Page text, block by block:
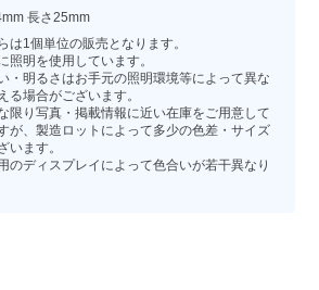
長さ25mm
は1個単位の販売となります。
照明を使用しています。
・明るさはお手元の照明環境等によって異な
る場合がございます。
限り写真・掲載情報に近い在庫をご用意して
が、製造ロットによって多少の色差・サイズ
います。
のディスプレイによって色合いが若干異なり